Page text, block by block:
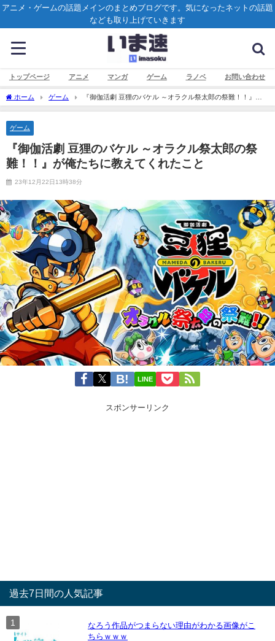
アニメ・ゲームの話題メインのまとめブログです。気になったネットの話題
なども取り上げていきます
トップページ アニメ マンガ ゲーム ラノベ お問い合わせ
ホーム ゲーム
『御伽活劇 豆狸のバケル ～オラクル祭太郎の祭難！！』が
俺たちに教えてくれたこと
ゲーム
『御伽活劇 豆狸のバケル ～オラクル祭太郎の祭
難！！』が俺たちに教えてくれたこと
23年12月22日13時38分
LINE
スポンサーリンク
過去7日間の人気記事
なろう作品がつまらない理由がわかる画像がこ
ちらｗｗｗ